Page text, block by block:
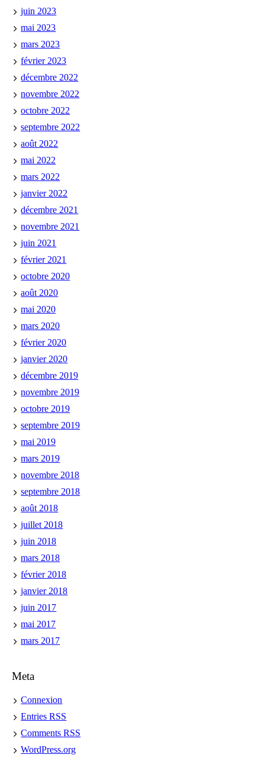
juin 2023
mai 2023
mars 2023
février 2023
décembre 2022
novembre 2022
octobre 2022
septembre 2022
août 2022
mai 2022
mars 2022
janvier 2022
décembre 2021
novembre 2021
juin 2021
février 2021
octobre 2020
août 2020
mai 2020
mars 2020
février 2020
janvier 2020
décembre 2019
novembre 2019
octobre 2019
septembre 2019
mai 2019
mars 2019
novembre 2018
septembre 2018
août 2018
juillet 2018
juin 2018
mars 2018
février 2018
janvier 2018
juin 2017
mai 2017
mars 2017
Meta
Connexion
EntriesRSS
CommentsRSS
WordPress.org